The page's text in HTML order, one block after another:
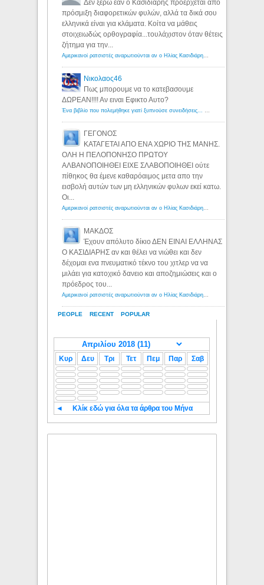
PEOPLE RECENT POPULAR
Δεν ξέρω εάν ο Κασιδιάρης προέρχεται από
πρόσμιξη διαφορετικών φυλών, αλλά τα δικά σου
ελληνικά είναι για κλάματα. Κοίτα να μάθεις
στοιχειωδώς ορθογραφία...τουλάχιστον όταν θέτεις
ζήτημα για την...
Αμερικανοί ρατσιστές αναρωτιούνται αν ο Ηλίας Κασιδιάρης ανήκει στη λευκή φυλή... - Λόγιος Ερμής
Νικολαος46
Πως μπορουμε να το κατεβασουμε
ΔΩΡΕΑΝ!!!! Αν ειναι Εφικτο Αυτο?
Ένα βιβλίο που πολεμήθηκε γιατί ξυπνούσε συνειδήσεις... - Λόγιος Ερμής | Η γνώση ξεκινάει με την αναζήτηση...
ΓΕΓΟΝΟΣ
ΚΑΤΑΓΕΤΑΙ ΑΠΟ ΕΝΑ ΧΩΡΙΟ ΤΗΣ ΜΑΝΗΣ.
ΟΛΗ Η ΠΕΛΟΠΟΝΗΣΟ ΠΡΩΤΟΥ
ΑΛΒΑΝΟΠΟΙΗΘΕΙ ΕΙΧΕ ΣΛΑΒΟΠΟΙΗΘΕΙ ούτε
πίθηκος θα έμενε καθαρόαιμος μετα απο την
εισβολή αυτών των μη ελληνικών φυλων εκεί κατω.
Οι...
Αμερικανοί ρατσιστές αναρωτιούνται αν ο Ηλίας Κασιδιάρης ανήκει στη λευκή φυλή... - Λόγιος Ερμής
ΜΑΚΔΟΣ
Έχουν απόλυτο δίκιο ΔΕΝ ΕΙΝΑΙ ΕΛΛΗΝΑΣ
Ο ΚΑΣΙΔΙΑΡΗΣ αν και θέλει να νιώθει και δεν
δέχομαι ενα πνευματικό τέκνο του χιτλερ να να
μιλάει για κατοχικό δανειο και αποζημιώσεις και ο
πρόεδρος του...
Αμερικανοί ρατσιστές αναρωτιούνται αν ο Ηλίας Κασιδιάρης ανήκει στη λευκή φυλή... - Λόγιος Ερμής
Κυρ Δευ Τρι Τετ Πεμ Παρ Σαβ
◄ Κλίκ εδώ για όλα τα άρθρα του Μήνα